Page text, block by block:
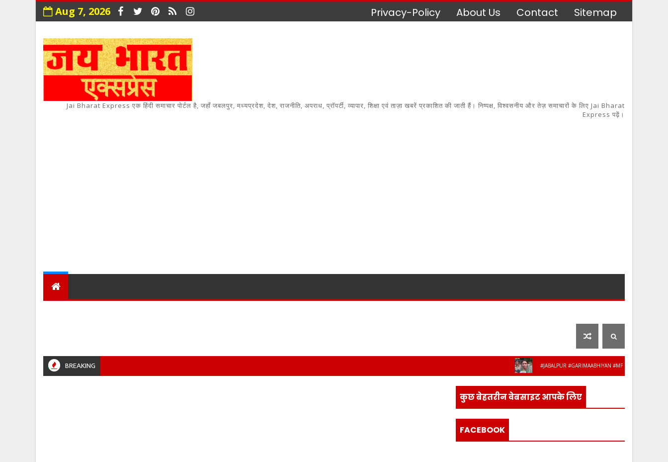
Aug 7, 2026 Privacy-Policy About Us Contact Sitemap
Jai Bharat Express एक हिंदी समाचार पोर्टल है, जहाँ जबलपुर, मध्यप्रदेश, देश, राजनीति, अपराध, प्रॉपर्टी, व्यापार, शिक्षा एवं ताज़ा खबरें प्रकाशित की जाती हैं। निष्पक्ष, विश्वसनीय और तेज़ समाचारों के लिए Jai Bharat
Express पढ़ें।
BREAKING #JABALPUR #GARIMAABHIYAN #MPPOLICE #WOMENSAFETY
34 से 44 साल की बेदाग सेवा के बाद जबलपुर पुलिस के 8 अधिकारी-कर्मचारी हुए सेवानिवृत्त,
कुछ बेहतरीन वेबसाइट आपके लिए
FACEBOOK